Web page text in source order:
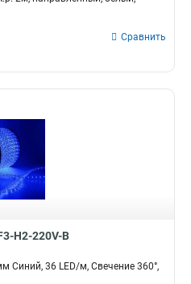
Сравнить
H2-220V-B
Синий, 36 LED/м, Свечение 360°,